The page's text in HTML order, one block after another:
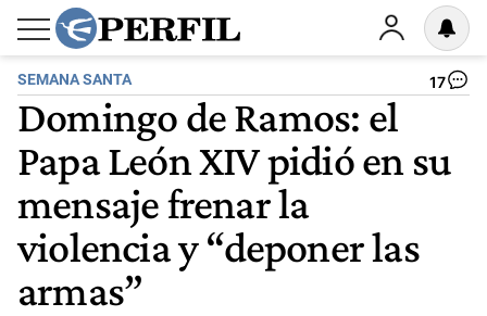
SEMANA SANTA 17
Domingo de Ramos: el
Papa León XIV pidió en su
mensaje frenar la
violencia y “deponer las
armas”